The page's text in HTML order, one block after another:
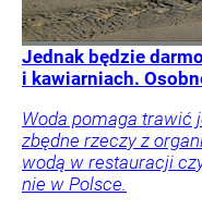
Jednak będzie
i kawiarniach.
Woda pomaga trawić
zbędne rzeczy z
wodą w restauracji
nie w Polsce.